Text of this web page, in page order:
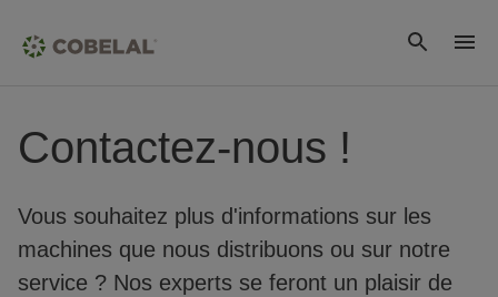
Contactez-nous !
Vous souhaitez plus d'informations sur les
machines que nous distribuons ou sur notre
service ? Nos experts se feront un plaisir de